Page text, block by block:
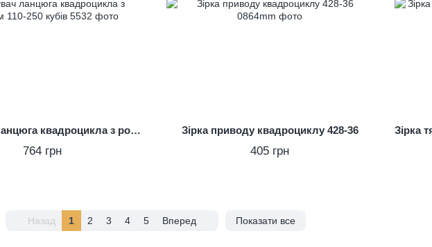
Натягувач ланцюга квадроцикла з роликом 110-250 кубів
764 грн
Зірка приводу квадроциклу 428-36
405 грн
Назад 1 2 3 4 5 Вперед Показати все